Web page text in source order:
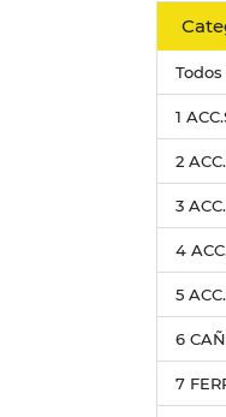
1
2
3
4
5
6
7